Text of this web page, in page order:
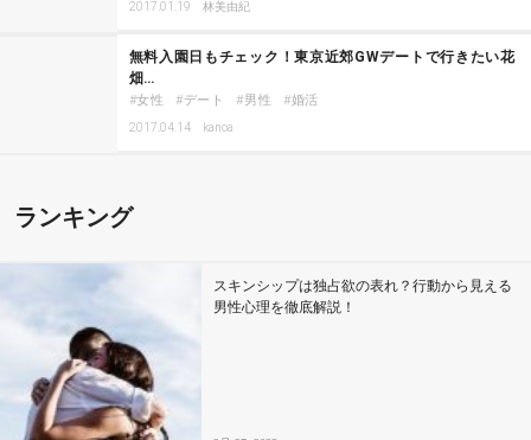
2017.01.19 林美由紀
無料入園日もチェック！東京近郊GWデートで行きたい花
畑…
女性 デート 男性 婚活
2017.04.14 kanoa
ランキング
スキンシップは独占欲の表れ？行動から見える
男性心理を徹底解説！